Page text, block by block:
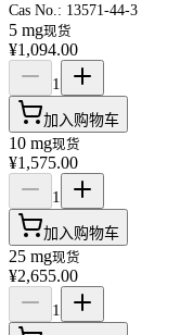
Cas No.: 13571-44-3
5 mg现货
¥1,094.00
1
加入购物车
10 mg现货
¥1,575.00
1
加入购物车
25 mg现货
¥2,655.00
1